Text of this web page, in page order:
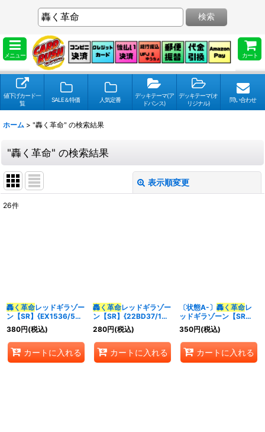
メニュー カート
検索
値下げカード一
覧
SALE＆特価 人気定番
デッキテーマ(ア
ドバンス)
デッキテーマ(オ
リジナル)
問い合わせ
ホーム > "轟く革命" の検索結果
"轟く革命" の検索結果
表示順変更
検索キーワードをお願い致します
カテゴリ
特集:
26件
轟く革命レッドギラゾー
ン【SR】{EX1536/50}
《多》
380円(税込)
カートに入れる
轟く革命レッドギラゾー
ン【SR】{22BD37/14}
《多》
280円(税込)
カートに入れる
〔状態A-〕 轟く革命レ
ッドギラゾーン【SR】
{EX1536/50}《多》
350円(税込)
カートに入れる